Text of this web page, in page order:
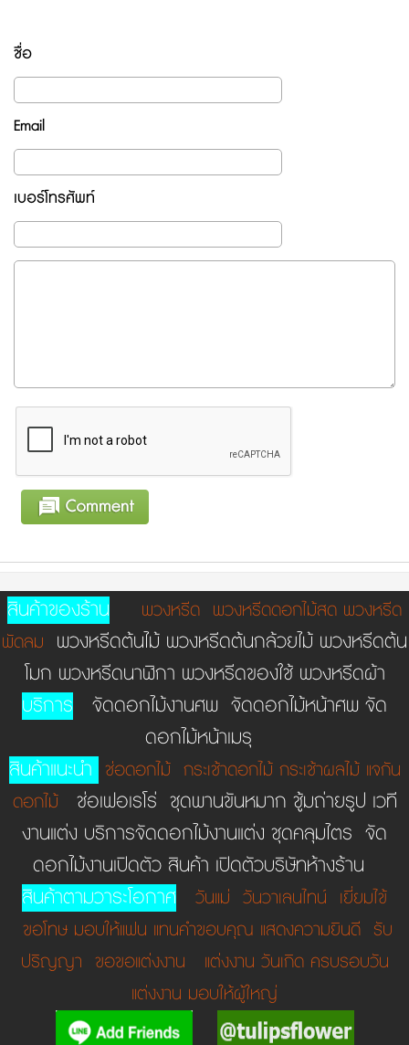
ชื่อ
Email
เบอร์โทรศัพท์
สินค้าของร้าน พวงหรีด พวงหรีดดอกไม้สด พวงหรีด
พัดลม พวงหรีดต้นไม้ พวงหรีดต้นกล้วยไม้ พวงหรีดต้น
โมก พวงหรีดนาฬิกา พวงหรีดของใช้ พวงหรีดผ้า
บริการ จัดดอกไม้งานศพ จัดดอกไม้หน้าศพ จัด
ดอกไม้หน้าเมรุ
สินค้าแนะนำ ช่อดอกไม้ กระเช้าดอกไม้ กระเช้าผลไม้ แจกัน
ดอกไม้
ช่อเฟอเรโร่ ชุดพานขันหมาก ชู้มถ่ายรูป เวที
งานแต่ง บริการจัดดอกไม้งานแต่ง ชุดคลุมไตร จัด
ดอกไม้งานเปิดตัว สินค้า เปิดตัวบริษัทห้างร้าน
สินค้าตามวาระโอกาศ
วันแม่ วันวาเลนไทน์ เยี่ยมไข้
ขอโทษ มอบให้แฟน แทนคำขอบคุณ แสดงความยินดี รับ
ปริญญา ขอขอแต่งงาน แต่งงาน วันเกิด ครบรอบวัน
แต่งงาน มอบให้ผู้ใหญ่